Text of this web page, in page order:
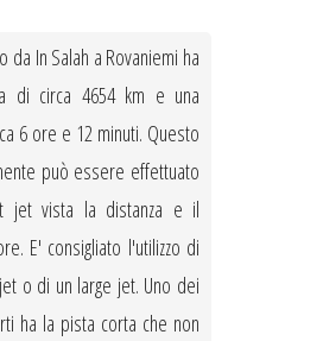
da In Salah a Rovaniemi ha
di circa 4654 km e una
6 ore e 12 minuti. Questo
può essere effettuato
jet vista la distanza e il
E' consigliato l'utilizzo di
o di un large jet. Uno dei
ha la pista corta che non